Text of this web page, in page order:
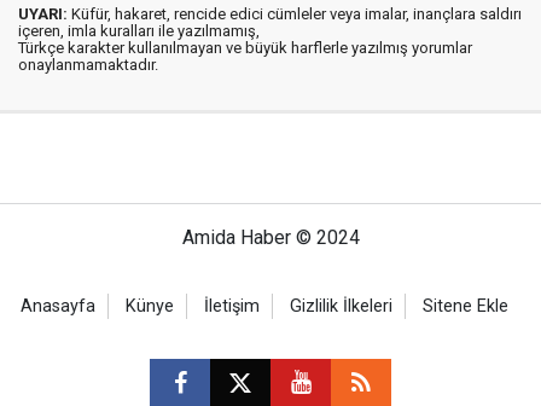
UYARI: Küfür, hakaret, rencide edici cümleler veya imalar, inançlara saldırı
içeren, imla kuralları ile yazılmamış,
Türkçe karakter kullanılmayan ve büyük harflerle yazılmış yorumlar
onaylanmamaktadır.
Amida Haber © 2024
Anasayfa Künye İletişim Gizlilik İlkeleri Sitene Ekle